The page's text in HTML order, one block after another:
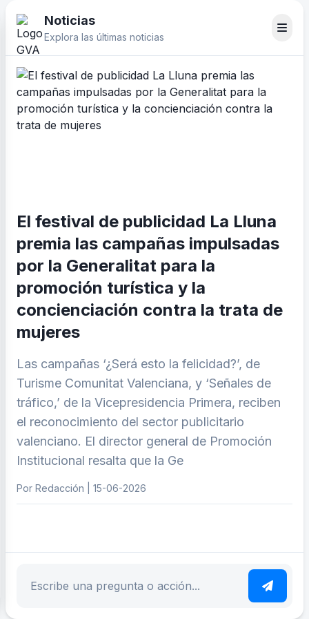
Noticias
Explora las últimas noticias
El festival de publicidad La Lluna
premia las campañas impulsadas
por la Generalitat para la
promoción turística y la
concienciación contra la trata de
mujeres
Las campañas ‘¿Será esto la felicidad?’, de
Turisme Comunitat Valenciana, y ‘Señales de
tráfico,’ de la Vicepresidencia Primera, reciben
el reconocimiento del sector publicitario
valenciano. El director general de Promoción
Institucional resalta que la Ge
Por Redacción | 15-06-2026
Escribe tu pregunta